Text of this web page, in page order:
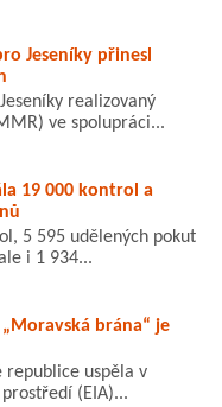
Jeseníky přinesl
realizovaný
ve spolupráci...
19 000 kontrol a
5 595 udělených pokut
i 1 934...
brána“ je
republice uspěla v
(EIA)...